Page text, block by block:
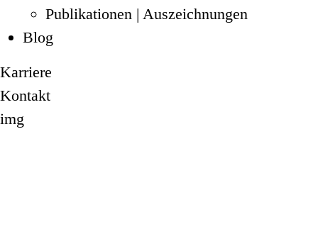
Publikationen | Auszeichnungen
Blog
Karriere
Kontakt
img